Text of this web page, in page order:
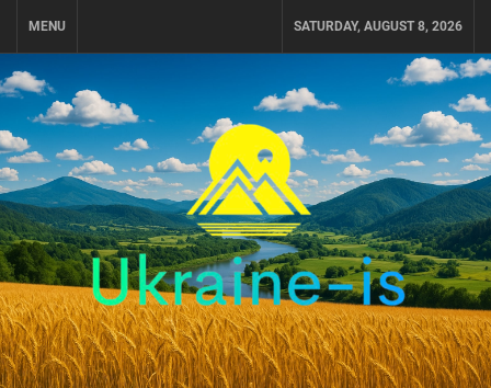
MENU SATURDAY, AUGUST 8, 2026
UKRAINE-IS
ПОДОРОЖI ПО УКРАЇНІ